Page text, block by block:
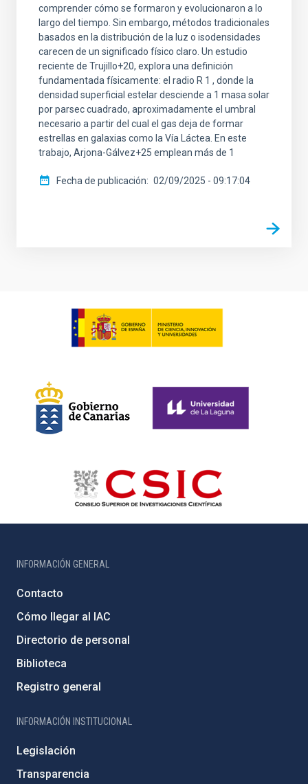
comprender cómo se formaron y evolucionaron a lo
largo del tiempo. Sin embargo, métodos tradicionales
basados en la distribución de la luz o isodensidades
carecen de un significado físico claro. Un estudio
reciente de Trujillo+20, explora una definición
fundamentada físicamente: el radio R 1 , donde la
densidad superficial estelar desciende a 1 masa solar
por parsec cuadrado, aproximadamente el umbral
necesario a partir del cual el gas deja de formar
estrellas en galaxias como la Vía Láctea. En este
trabajo, Arjona-Gálvez+25 emplean más de 1
Fecha de publicación 02/09/2025 - 09:17:04
INFORMACIÓN GENERAL
Contacto
Cómo llegar al IAC
Directorio de personal
Biblioteca
Registro general
INFORMACIÓN INSTITUCIONAL
Legislación
Transparencia